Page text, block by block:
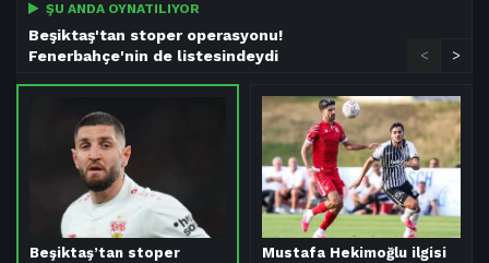
ŞU ANDA OYNATILIYOR
Beşiktaş'tan stoper operasyonu!
Fenerbahçe'nin de listesindeydi
Beşiktaş’tan stoper
Mustafa Hekimoğlu ilgisi
< >